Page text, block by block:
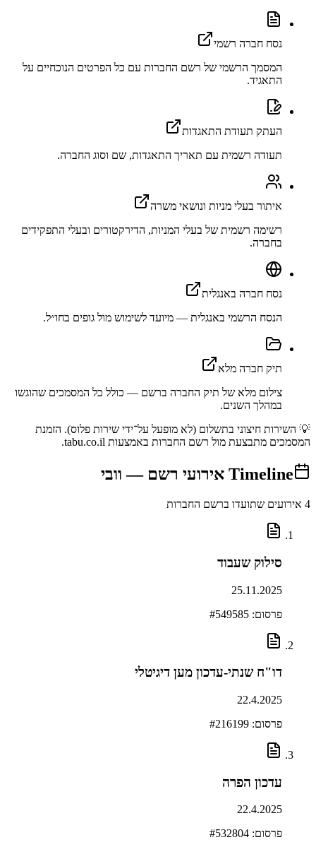
נסח חברה רשמי
המסמך הרשמי של רשם החברות עם כל הפרטים הנוכחיים על
התאגיד.
העתק תעודת התאגדות
תעודה רשמית עם תאריך התאגדות, שם וסוג החברה.
איתור בעלי מניות ונושאי משרה
רשימה רשמית של בעלי המניות, הדירקטורים ובעלי התפקידים
בחברה.
נסח חברה באנגלית
הנסח הרשמי באנגלית — מיועד לשימוש מול גופים בחו״ל.
תיק חברה מלא
צילום מלא של תיק החברה ברשם — כולל כל המסמכים שהוגשו
במהלך השנים.
💡 השירות חיצוני בתשלום (לא מופעל על־ידי שירות פלוס). הזמנת
המסמכים מתבצעת מול רשם החברות באמצעות tabu.co.il.
Timeline אירועי רשם — וובי
4 אירועים שתועדו ברשם החברות
סילוק שעבוד
25.11.2025
פרסום: # 549585
דו"ח שנתי-עדכון מען דיגיטלי
22.4.2025
פרסום: # 216199
עדכון הפרה
22.4.2025
פרסום: # 532804